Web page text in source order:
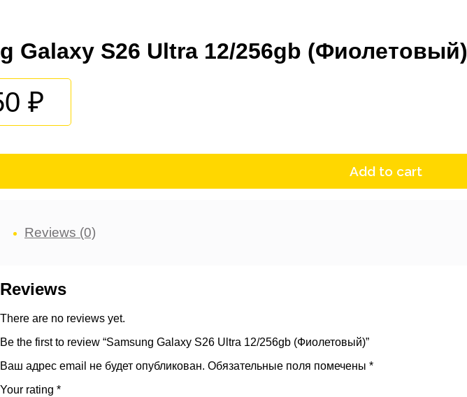
Galaxy S26 Ultra 12/256gb (Фиолетовый)
Add to cart
Reviews (0)
Reviews
There are no reviews yet.
Be the first to review “Samsung Galaxy S26 Ultra 12/256gb (Фиолетовый)”
Ваш адрес email не будет опубликован. Обязательные поля помечены *
Your rating *